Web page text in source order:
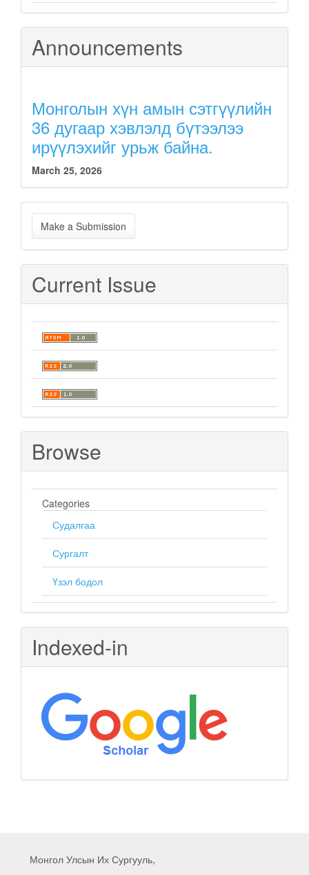
Announcements
Монголын хүн амын сэтгүүлийн
36 дугаар хэвлэлд бүтээлээ
ирүүлэхийг урьж байна.
March 25, 2026
Make
a
Submission
Make a Submission
Current Issue
Browse
Categories
Судалгаа
Сургалт
Үзэл бодол
Indexed-in
Монгол Улсын Их Сургууль,